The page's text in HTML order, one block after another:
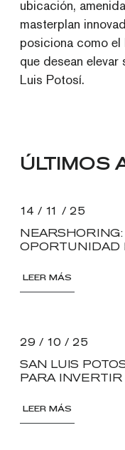
ubicación,
masterplan
posiciona como
que desean elevar
Luis Potosí.
ÚLTIMOS
14 / 11 / 25
OPORTUNIDAD
LEER MÁS
29 / 10 / 25
SAN LUIS
PARA INVERTIR
LEER MÁS